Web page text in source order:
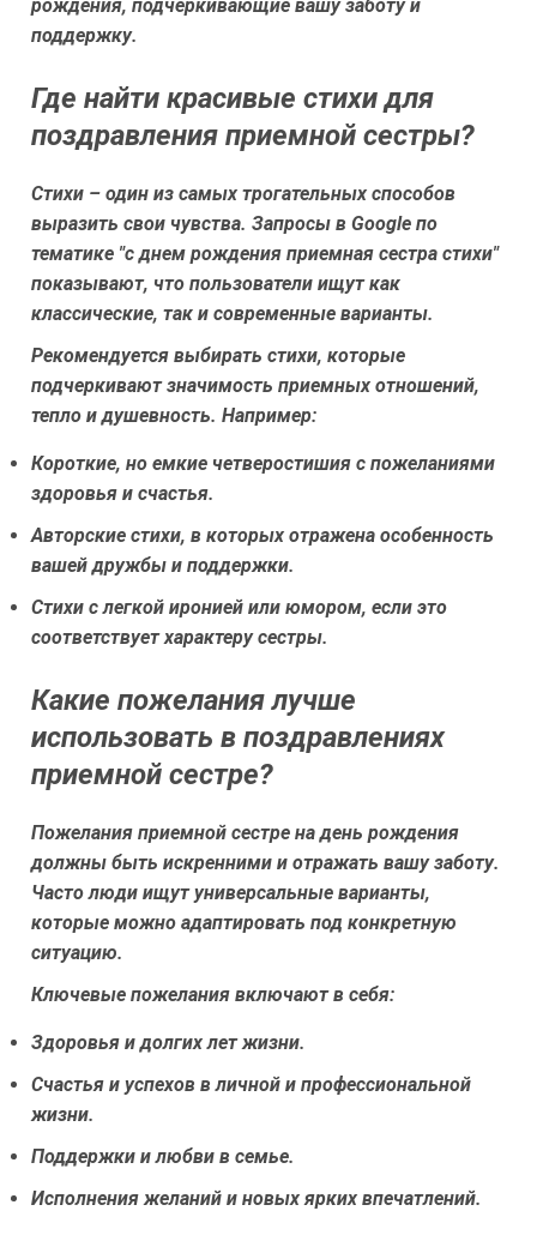
рождения, подчеркивающие вашу заботу и
поддержку.
Где найти красивые стихи для
поздравления приемной сестры?
Стихи – один из самых трогательных способов
выразить свои чувства. Запросы в Google по
тематике "с днем рождения приемная сестра стихи"
показывают, что пользователи ищут как
классические, так и современные варианты.
Рекомендуется выбирать стихи, которые
подчеркивают значимость приемных отношений,
тепло и душевность. Например:
Короткие, но емкие четверостишия с пожеланиями
здоровья и счастья.
Авторские стихи, в которых отражена особенность
вашей дружбы и поддержки.
Стихи с легкой иронией или юмором, если это
соответствует характеру сестры.
Какие пожелания лучше
использовать в поздравлениях
приемной сестре?
Пожелания приемной сестре на день рождения
должны быть искренними и отражать вашу заботу.
Часто люди ищут универсальные варианты,
которые можно адаптировать под конкретную
ситуацию.
Ключевые пожелания включают в себя:
Здоровья и долгих лет жизни.
Счастья и успехов в личной и профессиональной
жизни.
Поддержки и любви в семье.
Исполнения желаний и новых ярких впечатлений.